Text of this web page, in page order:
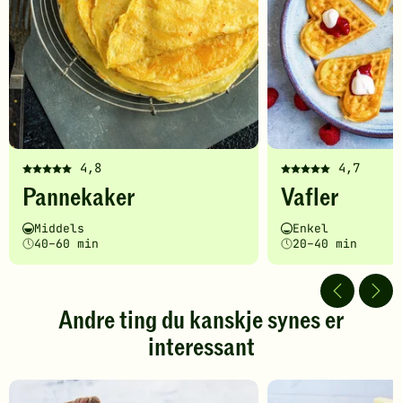
4,8
Denne
oppskriften
fått
5
av
stjerner.
gi
Pannekaker
Vanskelighetsgrad
Middels
Tilberedningstid
40–60 min
4,7
Denne
oppskriften
fått
5
av
stjerner.
Klikk
gi
Vafler
Vanskelighetsgrad
Enkel
Tilberedningstid
20–40 min
Andre ting du kanskje synes er
interessant